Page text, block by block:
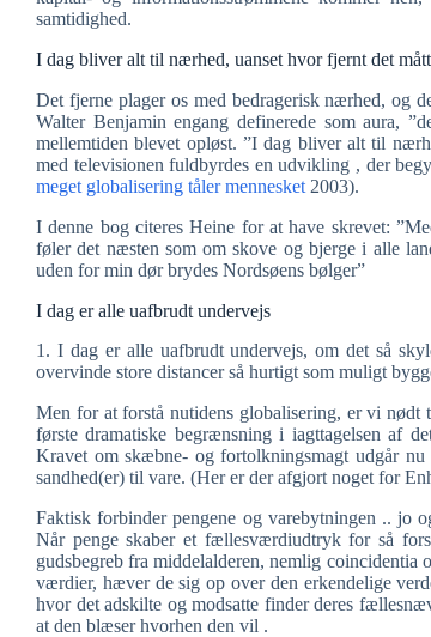
samtidighed.
I dag bliver alt til nærhed, uanset hvor fjernt det
Det fjerne plager os med bedragerisk nærhed, og
Walter Benjamin engang definerede som aura,
mellemtiden blevet opløst. ”I dag bliver alt til
med televisionen fuldbyrdes en udvikling , der
meget globalisering tåler mennesket 2003).
I denne bog citeres Heine for at have skrevet:
føler det næsten som om skove og bjerge i alle
uden for min dør brydes Nordsøens bølger”
I dag er alle uafbrudt undervejs
1. I dag er alle uafbrudt undervejs, om det så
overvinde store distancer så hurtigt som muligt
Men for at forstå nutidens globalisering, er vi nødt
første dramatiske begrænsning i iagttagelsen af
Kravet om skæbne- og fortolkningsmagt udgår
sandhed(er) til vare. (Her er der afgjort noget for
Faktisk forbinder pengene og varebytningen .. jo
Når penge skaber et fællesværdiudtryk for så
gudsbegreb fra middelalderen, nemlig
værdier, hæver de sig op over den erkendelige
hvor det adskilte og modsatte finder deres
at den blæser hvorhen den vil .